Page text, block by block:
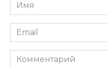
*
Email
*
Комментарий